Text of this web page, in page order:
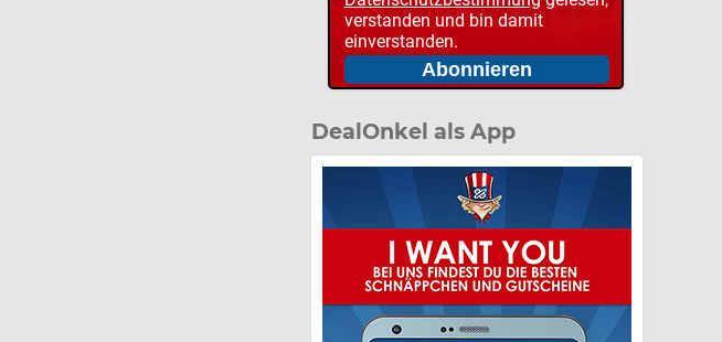
verstanden und bin damit
einverstanden.
DealOnkel als App